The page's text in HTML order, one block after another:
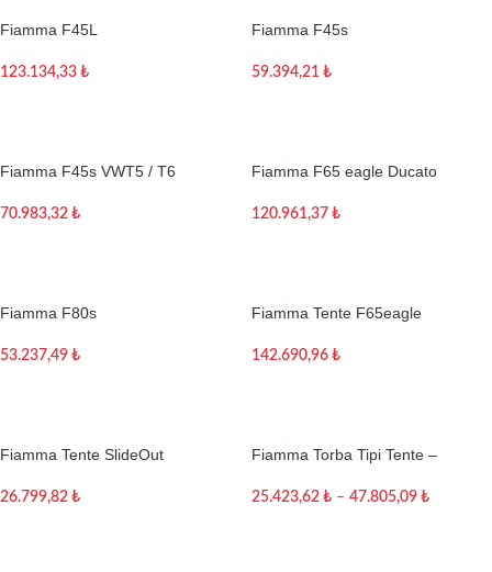
Fiamma F45L
123.134,33 ₺
Fiamma F45s
59.394,21 ₺
Fiamma F45s VWT5 / T6
70.983,32 ₺
Fiamma F65 eagle Ducato
120.961,37 ₺
Fiamma F80s
53.237,49 ₺
Fiamma Tente F65eagle
142.690,96 ₺
Fiamma Tente SlideOut
26.799,82 ₺
Fiamma Torba Tipi Tente –
25.423,62 ₺ – 47.805,09 ₺